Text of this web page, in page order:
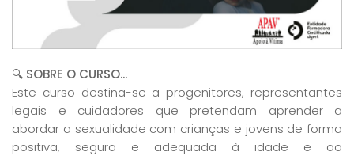
🔍 SOBRE O CURSO...
Este curso destina-se a progenitores, representantes
legais e cuidadores que pretendam aprender a
abordar a sexualidade com crianças e jovens de forma
positiva, segura e adequada à idade e ao